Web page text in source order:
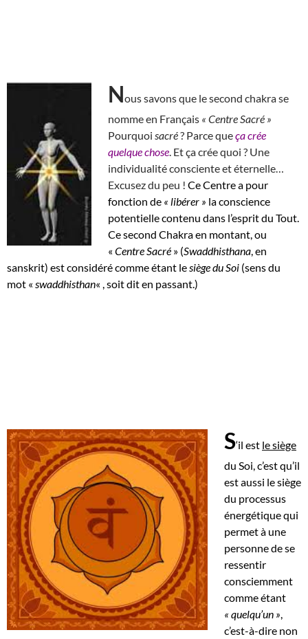
Nous savons que le second chakra se
nomme en Français « Centre Sacré »
Pourquoi sacré? Parce queça crée
quelque chose . Et ça crée quoi ? Une
individualité consciente et éternelle…
Excusez du peu ! Ce Centre a pour
fonction de « libérer » la conscience
potentielle contenu dans l’esprit du Tout.
Ce second Chakra en montant, ou
« Centre Sacré » (Swaddhisthana , en
sanskrit) est considéré comme étant le siège du Soi (sens du
mot « swaddhisthan« , soit dit en passant.)
S‘il est le siège
du Soi, c’est qu’il
est aussi le siège
du processus
énergétique qui
permet à une
personne de se
ressentir
consciemment
comme étant
« quelqu’un »
c’est-à-dire non